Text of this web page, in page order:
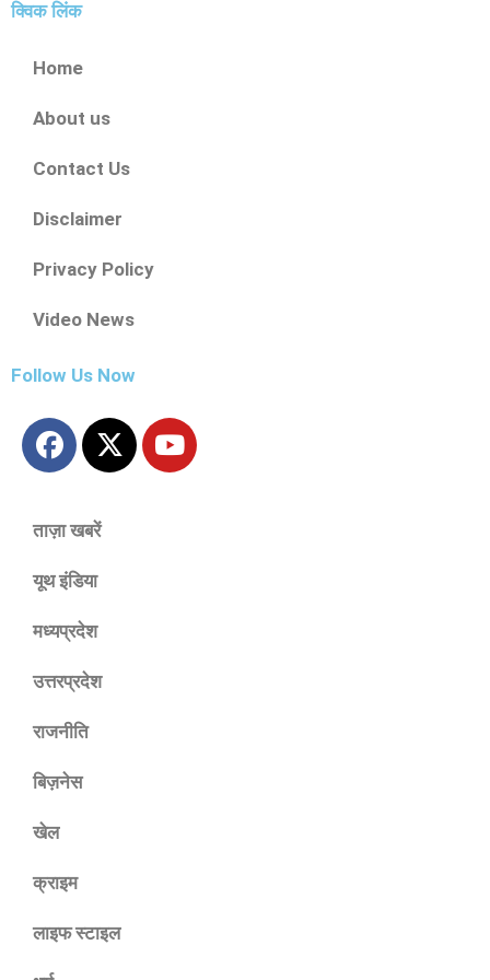
क्विक लिंक
Home
About us
Contact Us
Disclaimer
Privacy Policy
Video News
Follow Us Now
ताज़ा खबरें
यूथ इंडिया
मध्यप्रदेश
उत्तरप्रदेश
राजनीति
बिज़नेस
खेल
क्राइम
लाइफ स्टाइल